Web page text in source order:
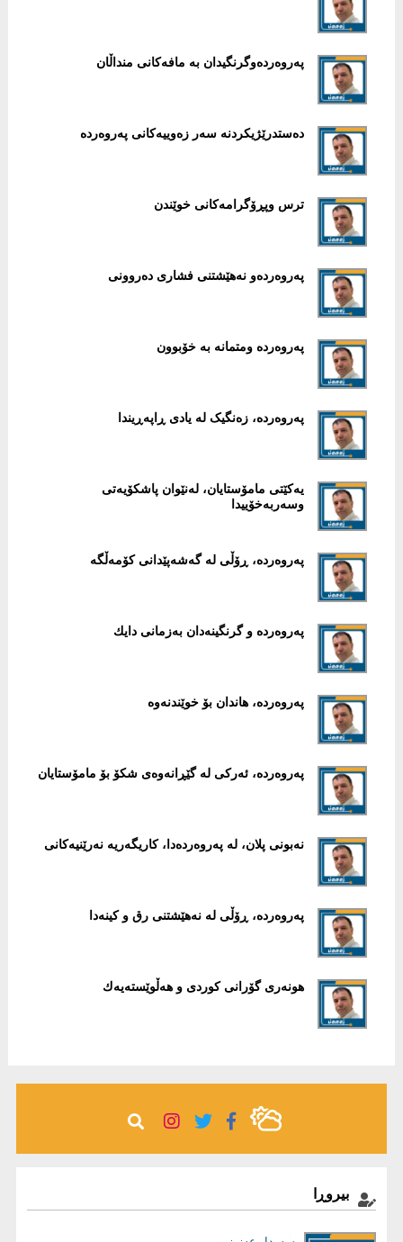
پەروەردەوگرنگیدان بە مافەکانی منداڵان
دەستدرێژیکردنە سەر زەوییەکانی پەروەردە
ترس وپڕۆگرامەکانی خوێندن
پەروەردەو نەهێشتنی فشاری دەروونی
پەروەردە ومتمانە بە خۆبوون
پەروەردە، زەنگیک لە یادی ڕاپەڕیندا
یەکێتی مامۆستایان، لەنێوان پاشکۆیەتی
وسەربەخۆییدا
پەروەردە، ڕۆڵی لە گەشەپێدانی کۆمەڵگە
په‌روه‌رده‌ و گرنگینه‌دان به‌زمانی‌ دایك
پەروەردە، هاندان بۆ خوێندنەوە
پەروەردە، ئەرکی لە گێڕانەوەی شکۆ بۆ مامۆستایان
نەبونی پلان، لە پەروەردەدا، کاریگەریە نەرێنیەکانی
په‌روه‌رده‌، ڕۆڵی‌ له‌ نه‌هێشتنی‌ رق و كینه‌دا
هونه‌ری‌ گۆرانی‌ كوردی‌ و هه‌ڵوێسته‌یه‌ك
بیروڕا